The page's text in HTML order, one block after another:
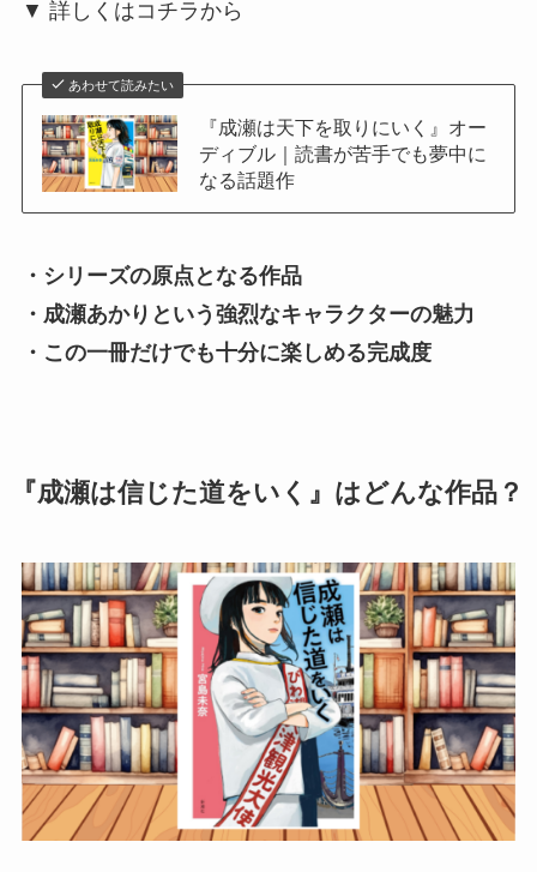
▼ 詳しくはコチラから
あわせて読みたい
『成瀬は天下を取りにいく』オー
ディブル｜読書が苦手でも夢中に
なる話題作
・シリーズの原点となる作品
・成瀬あかりという強烈なキャラクターの魅力
・この一冊だけでも十分に楽しめる完成度
『成瀬は信じた道をいく』はどんな作品？